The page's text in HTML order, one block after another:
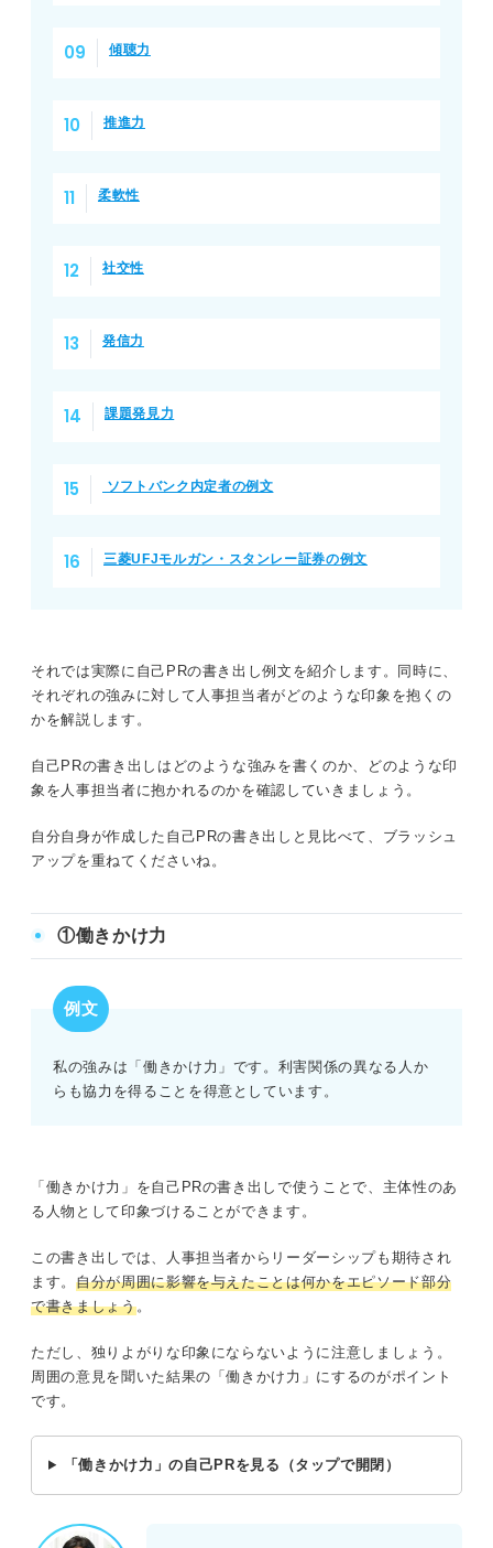
傾聴力
推進力
柔軟性
社交性
発信力
課題発見力
ソフトバンク内定者の例文
三菱UFJモルガン・スタンレー証券の例文
それでは実際に自己PRの書き出し例文を紹介します。同時に、
それぞれの強みに対して人事担当者がどのような印象を抱くの
かを解説します。
自己PRの書き出しはどのような強みを書くのか、どのような印
象を人事担当者に抱かれるのかを確認していきましょう。
自分自身が作成した自己PRの書き出しと見比べて、ブラッシュ
アップを重ねてくださいね。
①働きかけ力
例文
私の強みは「働きかけ力」です。利害関係の異なる人か
らも協力を得ることを得意としています。
「働きかけ力」を自己PRの書き出しで使うことで、主体性のあ
る人物として印象づけることができます。
この書き出しでは、人事担当者からリーダーシップも期待され
ます。 自分が周囲に影響を与えたことは何かをエピソード部分
で書きましょう。
ただし、独りよがりな印象にならないように注意しましょう。
周囲の意見を聞いた結果の「働きかけ力」にするのがポイント
です。
「働きかけ力」の自己PRを見る（タップで開閉）